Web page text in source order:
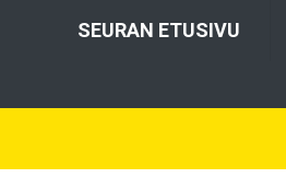
SEURAN ETUSIVU